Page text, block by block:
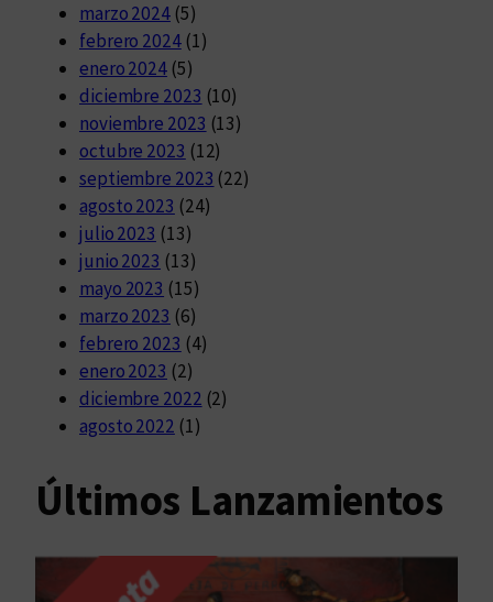
marzo 2024 (5)
febrero 2024(1)
enero 2024 (5)
diciembre 2023 (10)
noviembre 2023 (13)
octubre 2023 (12)
septiembre 2023 (22)
agosto 2023 (24)
julio 2023 (13)
junio 2023 (13)
mayo 2023 (15)
marzo 2023 (6)
febrero 2023 (4)
enero 2023 (2)
diciembre 2022 (2)
agosto 2022 (1)
Últimos Lanzamientos